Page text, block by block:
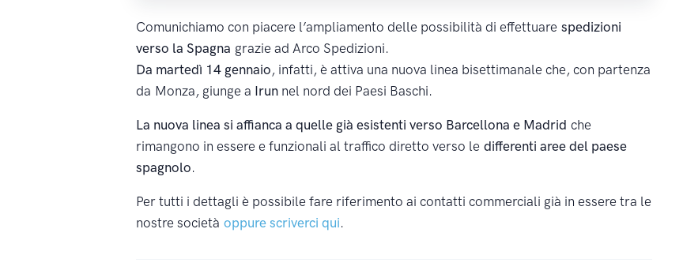
Comunichiamo con piacere l’ampliamento delle possibilità di effettuare spedizioni
verso la Spagna grazie ad Arco Spedizioni.
Da martedì 14 gennaio, infatti, è attiva una nuova linea bisettimanale che, con partenza
da Monza, giunge a Irun nel nord dei Paesi Baschi.
La nuova linea si affianca a quelle già esistenti verso Barcellona e Madrid che
rimangono in essere e funzionali al traffico diretto verso le differenti aree del paese
spagnolo.
Per tutti i dettagli è possibile fare riferimento ai contatti commerciali già in essere tra le
nostre società oppure scriverci qui.